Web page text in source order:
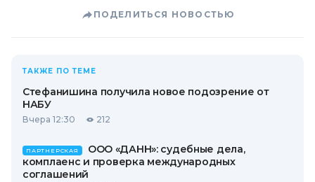
ПОДЕЛИТЬСЯ НОВОСТЬЮ
ТАКЖЕ ПО ТЕМЕ
Стефанишина получила новое подозрение от
НАБУ
Вчера 12:30 212
ПАРТНЕРСКАЯ
ООО «ДАНН»: судебные дела,
комплаенс и проверка международных
соглашений